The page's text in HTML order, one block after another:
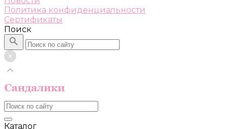
Политика конфиденциальности
Сертификаты
Поиск
Каталог